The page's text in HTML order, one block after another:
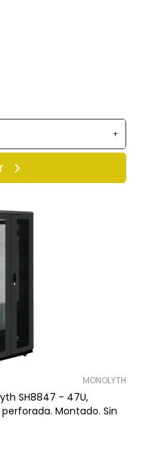
+
MONOLYTH
SH8847 - 47U,
Montado. Sin